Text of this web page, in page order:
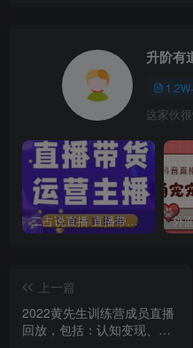
升阶有
这家伙
二占说直播·直播带货主播运营课程，主播运营二合一实操课
上一篇
2022黄先生训练营成员直播
回放，包括：认知变现、求